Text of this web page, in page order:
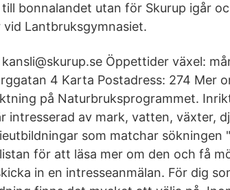
bonnalandet utan för Skurup igår
Lantbruksgymnasiet.
Öppettider växel:
4 Karta Postadress: 274 Mer
på Naturbruksprogrammet.
intresserad av mark, vatten, växter,
som matchar sökningen
för att läsa mer om den och få
in en intresseanmälan. För dig